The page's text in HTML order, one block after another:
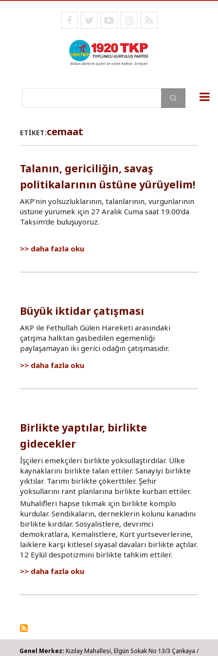
facebooktwitteryoutubeinstagram
RSS
Ara
ETIKET:cemaat
Talanın, gericiliğin, savaş
politikalarının üstüne yürüyelim!
Talanın,
politikalarının
daha fazla oku
AKP’nin yolsuzluklarının, talanlarının, vurgunlarının
üstüne yürümek için 27 Aralık Cuma saat 19.00’da
Taksim’de buluşuyoruz.
Büyük iktidar çatışması
Büyük
hakkında
daha fazla oku
AKP ile Fethullah Gülen Hareketi arasındaki
çatışma halktan gasbedilen egemenliği
paylaşamayan iki gerici odağın çatışmasıdır.
Birlikte yaptılar, birlikte
gidecekler
Birlikte
gidecekler
daha fazla oku
İşçileri emekçileri birlikte yoksullaştırdılar. Ülke
kaynaklarını birlikte talan ettiler. Sanayiyi birlikte
yıktılar. Tarımı birlikte çökerttiler. Şehir
yoksullarını rant planlarına birlikte kurban ettiler.
Muhalifleri hapse tıkmak için birlikte komplo
kurdular. Sendikaların, derneklerin kolunu kanadını
birlikte kırdılar. Sosyalistlere, devrimci
demokratlara, Kemalistlere, Kürt yurtseverlerine,
laiklere karşı kitlesel siyasal davaları birlikte açtılar.
12 Eylül despotizmini birlikte tahkim ettiler.
Genel Merkez: Kızılay Mahallesi, Elgün Sokak No 13/3 Çankaya /